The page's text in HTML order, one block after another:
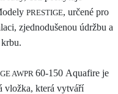
PRESTIGE, určené pro
zjednodušenou údržbu a
AWPR 60-150 Aquafire je
vložka, která vytváří